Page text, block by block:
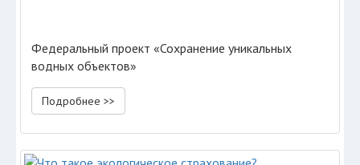
Федеральный проект «Сохранение уникальных
водных объектов»
Подробнее >>